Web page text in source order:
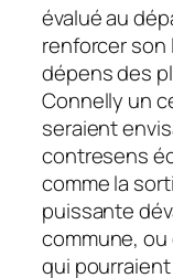
évalué au
renforcer son
dépens des
Connelly un
seraient
contresens
comme la
puissante
commune,
qui